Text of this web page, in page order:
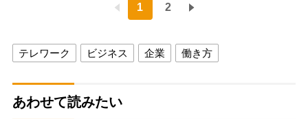
1 2
テレワーク ビジネス 企業 働き方
あわせて読みたい